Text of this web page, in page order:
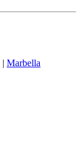
| Marbella